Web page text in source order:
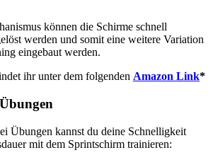
können die Schirme schnell
werden und somit eine weitere Variation
eingebaut werden.
ihr unter dem folgenden Amazon Link*
Übungen kannst du deine Schnelligkeit
mit dem Sprintschirm trainieren: